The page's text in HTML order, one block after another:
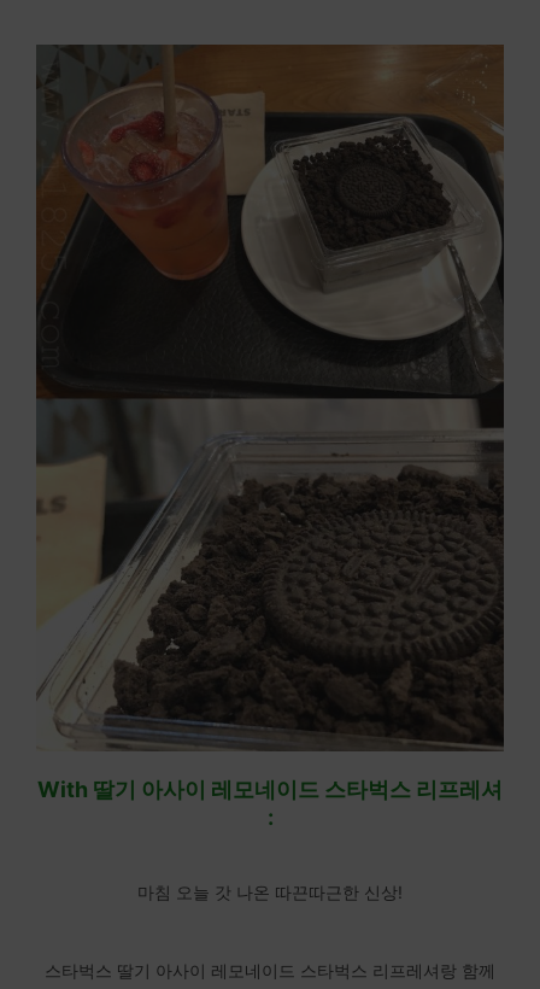
With 딸기 아사이 레모네이드 스타벅스 리프레셔
:
마침 오늘 갓 나온 따끈따근한 신상!
스타벅스 딸기 아사이 레모네이드 스타벅스 리프레셔랑 함께